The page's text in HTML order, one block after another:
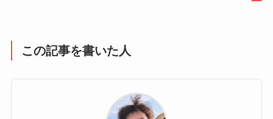
この記事を書いた人